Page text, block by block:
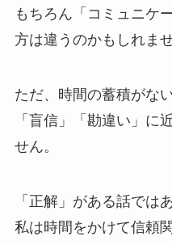
もちろん「コミュニケ
方は違うのかもしれませ
ただ、時間の蓄積がな
「盲信」「勘違い」に
せん。
「正解」がある話では
私は時間をかけて信頼